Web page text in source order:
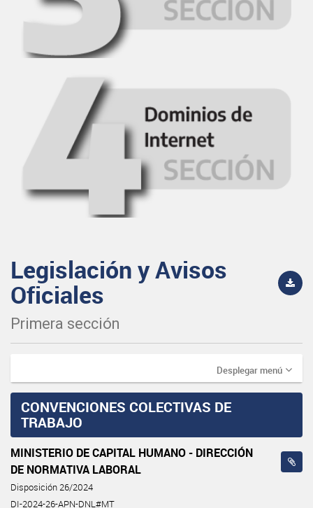
Legislación y Avisos
Oficiales
Primera sección
Desplegar menú
CONVENCIONES COLECTIVAS DE
TRABAJO
MINISTERIO DE CAPITAL HUMANO - DIRECCIÓN
DE NORMATIVA LABORAL
Disposición 26/2024
DI-2024-26-APN-DNL#MT